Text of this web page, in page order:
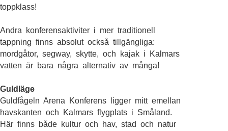
toppklass!
Andra konferensaktiviter i mer traditionell
tappning finns absolut också tillgängliga:
mordgåtor, segway, skytte, och kajak i Kalmars
vatten är bara några alternativ av många!
Guldläge
Guldfågeln Arena Konferens ligger mitt emellan
havskanten och Kalmars flygplats i Småland.
Här finns både kultur och hav, stad och natur